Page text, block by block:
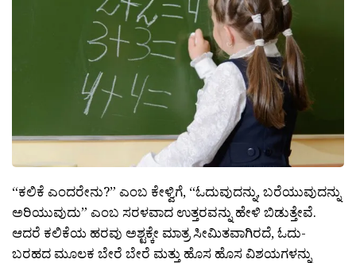
“ಕಲಿಕೆ ಎಂದರೇನು?” ಎಂಬ ಕೇಳ್ವಿಗೆ, “ಓದುವುದನ್ನು, ಬರೆಯುವುದನ್ನು
ಅರಿಯುವುದು” ಎಂಬ ಸರಳವಾದ ಉತ್ತರವನ್ನು ಹೇಳಿ ಬಿಡುತ್ತೇವೆ.
ಆದರೆ ಕಲಿಕೆಯ ಹರವು ಅಶ್ಟಕ್ಕೇ ಮಾತ್ರ ಸೀಮಿತವಾಗಿರದೆ, ಓದು-
ಬರಹದ ಮೂಲಕ ಬೇರೆ ಬೇರೆ ಮತ್ತು ಹೊಸ ಹೊಸ ವಿಶಯಗಳನ್ನು